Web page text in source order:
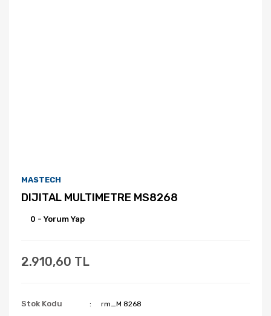
MASTECH
DIJITAL MULTIMETRE MS8268
0 - Yorum Yap
2.910,60 TL
Stok Kodu rm_M 8268